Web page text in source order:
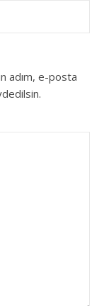
adım, e-posta